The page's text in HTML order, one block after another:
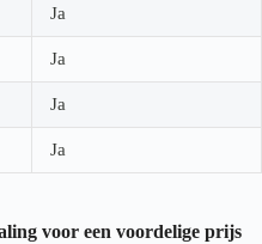
Ja
Ja
Ja
Ja
voor een voordelige prijs